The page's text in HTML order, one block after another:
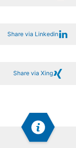
Share via Linkedin
Share via Xing